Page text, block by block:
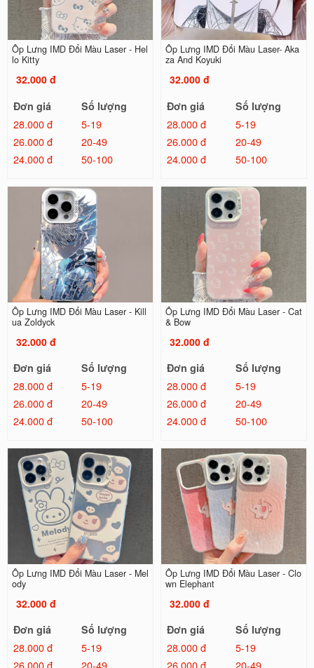
Ốp Lưng IMD Đổi Màu Laser - Hel
lo Kitty
32.000 đ
Đơn giá
Số lượng
28.000 đ
5-19
26.000 đ
20-49
24.000 đ
50-100
Ốp Lưng IMD Đổi Màu Laser- Aka
za And Koyuki
32.000 đ
Đơn giá
Số lượng
28.000 đ
5-19
26.000 đ
20-49
24.000 đ
50-100
Ốp Lưng IMD Đổi Màu Laser - Kill
ua Zoldyck
32.000 đ
Đơn giá
Số lượng
28.000 đ
5-19
26.000 đ
20-49
24.000 đ
50-100
Ốp Lưng IMD Đổi Màu Laser - Cat
& Bow
32.000 đ
Đơn giá
Số lượng
28.000 đ
5-19
26.000 đ
20-49
24.000 đ
50-100
Ốp Lưng IMD Đổi Màu Laser - Mel
ody
32.000 đ
Đơn giá
Số lượng
28.000 đ
5-19
Ốp Lưng IMD Đổi Màu Laser - Clo
wn Elephant
32.000 đ
Đơn giá
Số lượng
28.000 đ
5-19